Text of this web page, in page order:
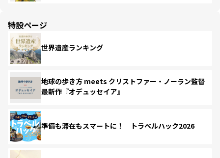
特設ページ
世界遺産ランキング
地球の歩き方 meets クリストファー・ノーラン監督
最新作『オデュッセイア』
準備も滞在もスマートに！ トラベルハック2026